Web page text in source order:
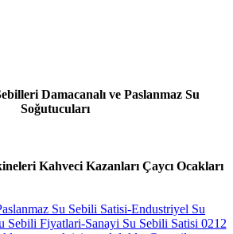
Damacanalı ve Paslanmaz Su
Soğutucuları
Kahveci Kazanları Çaycı Ocakları